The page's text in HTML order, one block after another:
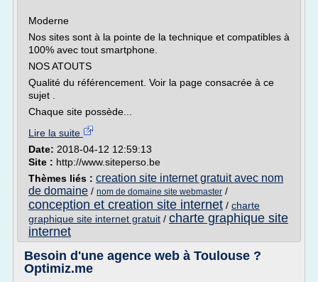
Moderne
Nos sites sont à la pointe de la technique et compatibles à
100% avec tout smartphone.
NOS ATOUTS
Qualité du référencement. Voir la page consacrée à ce
sujet .
Chaque site possède...
Lire la suite
Date: 2018-04-12 12:59:13
Site : http://www.siteperso.be
Thèmes liés : creation site internet gratuit avec nom
de domaine / nom de domaine site webmaster /
conception et creation site internet / charte
graphique site internet gratuit / charte graphique site
internet
Besoin d'une agence web à Toulouse ?
Optimiz.me